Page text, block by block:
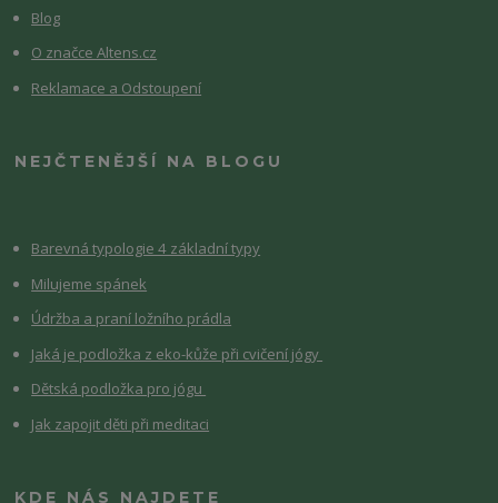
Blog
O značce Altens.cz
Reklamace a Odstoupení
NEJČTENĚJŠÍ NA BLOGU
Barevná typologie 4 základní typy
Milujeme spánek
Údržba a praní ložního prádla
Jaká je podložka z eko-kůže při cvičení jógy
Dětská podložka pro jógu
Jak zapojit děti při meditaci
KDE NÁS NAJDETE